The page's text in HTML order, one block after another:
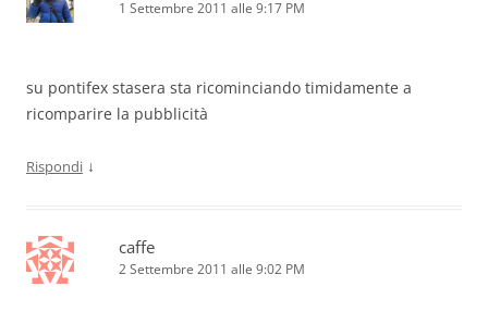
1 Settembre 2011 alle 9:17 PM
su pontifex stasera sta ricominciando timidamente a
ricomparire la pubblicità
Rispondi ↓
caffe
2 Settembre 2011 alle 9:02 PM